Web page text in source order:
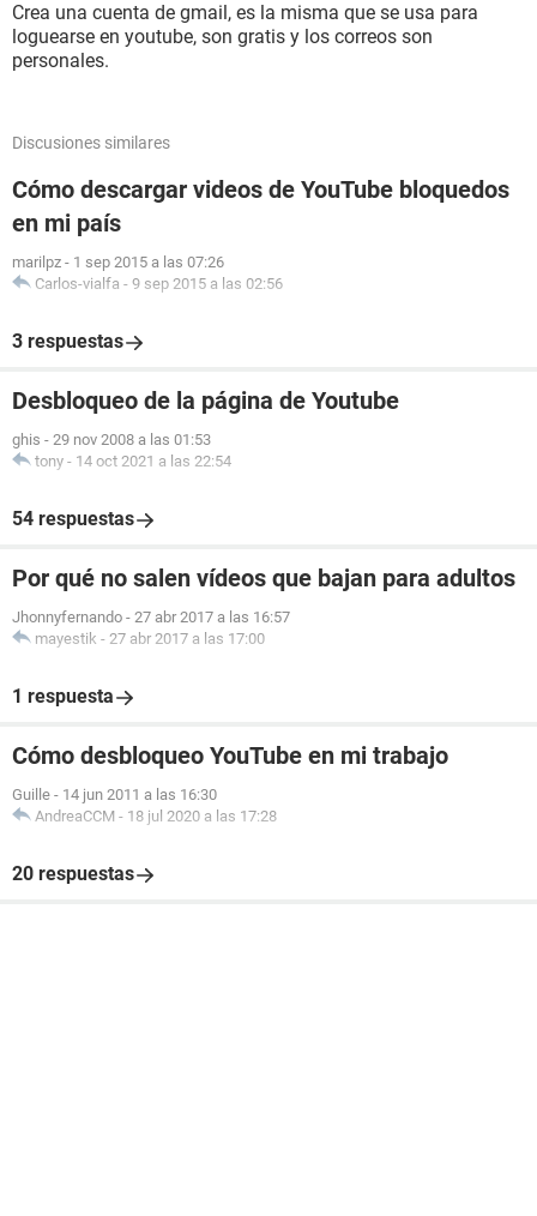
Crea una cuenta de gmail, es la misma que se usa para
loguearse en youtube, son gratis y los correos son
personales.
Discusiones similares
Cómo descargar videos de YouTube bloquedos
en mi país
marilpz - 1 sep 2015 a las 07:26
Carlos-vialfa - 9 sep 2015 a las 02:56
3 respuestas
Desbloqueo de la página de Youtube
ghis - 29 nov 2008 a las 01:53
tony - 14 oct 2021 a las 22:54
54 respuestas
Por qué no salen vídeos que bajan para adultos
Jhonnyfernando - 27 abr 2017 a las 16:57
mayestik - 27 abr 2017 a las 17:00
1 respuesta
Cómo desbloqueo YouTube en mi trabajo
Guille - 14 jun 2011 a las 16:30
AndreaCCM - 18 jul 2020 a las 17:28
20 respuestas